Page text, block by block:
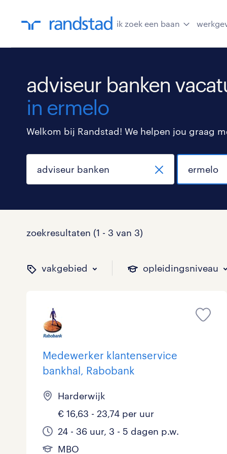
ik zoek een baan
adviseur banken
in ermelo
Welkom bij Randstad! We helpen jou graag
zoekresultaten (1 - 3 van 3)
vakgebied opleidingsniveau
binnen welk vakgebied
Administratief 0
Callcenter / Contactcenter
Engineering 0
ICT
op welk niveau zoek je
Basisonderwijs 0
HBO 0
MBO, HAVO, VWO 0
VMBO/MAVO
hoeveel uren per week
0 - 8 uur 0
25 - 32 uur
toon 3 resultaten
welk soort
Detachering 0
Vast 0
toon 3 resultaten
Medewerker klantenservice
bankhal, Rabobank
Harderwijk
€ 16,63 - 23,74 per uur
24 - 36 uur, 3 - 5 dagen p.w.
MBO